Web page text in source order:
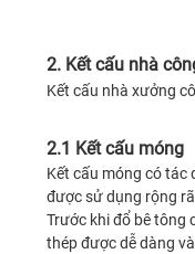
2. Kết cấu nhà
Kết cấu nhà xưởng
2.1 Kết cấu móng
Kết cấu móng có tác
được sử dụng rộng
Trước khi đổ bê tông
thép được dễ dàng